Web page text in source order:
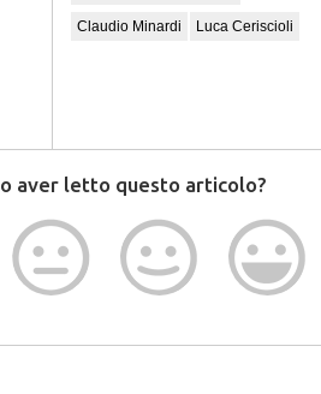
Claudio Minardi Luca Ceriscioli
aver letto questo articolo?